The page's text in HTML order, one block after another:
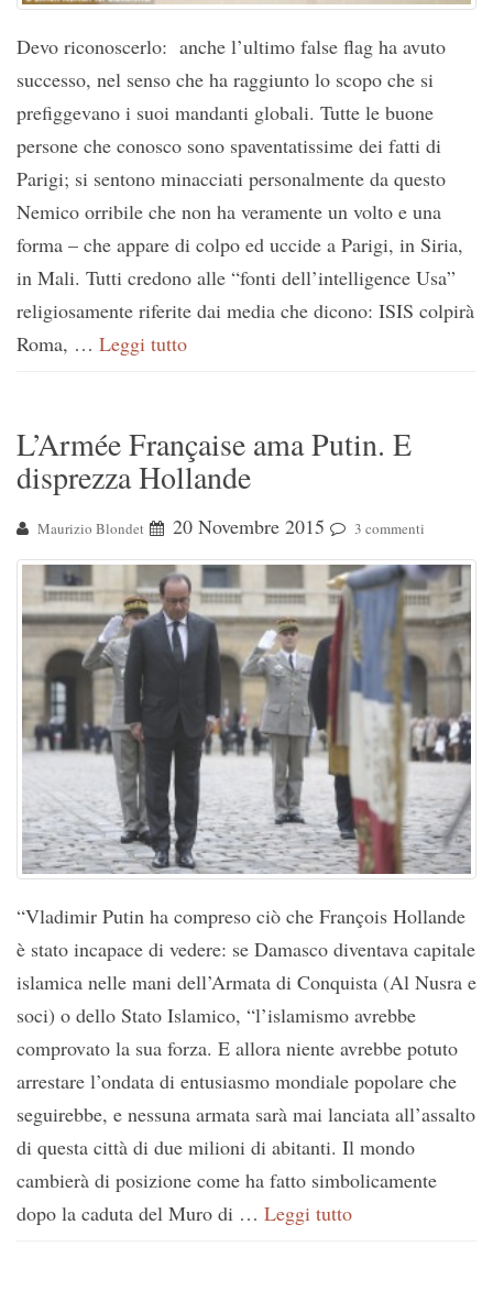
Devo riconoscerlo: anche l’ultimo false flag ha avuto
successo, nel senso che ha raggiunto lo scopo che si
prefiggevano i suoi mandanti globali. Tutte le buone
persone che conosco sono spaventatissime dei fatti di
Parigi; si sentono minacciati personalmente da questo
Nemico orribile che non ha veramente un volto e una
forma – che appare di colpo ed uccide a Parigi, in Siria,
in Mali. Tutti credono alle “fonti dell’intelligence Usa”
religiosamente riferite dai media che dicono: ISIS colpirà
Roma, … Leggi tutto
L’Armée Française ama Putin. E
disprezza Hollande
Maurizio Blondet 20 Novembre 2015 3 commenti
“Vladimir Putin ha compreso ciò che François Hollande
è stato incapace di vedere: se Damasco diventava capitale
islamica nelle mani dell’Armata di Conquista (Al Nusra e
soci) o dello Stato Islamico, “l’islamismo avrebbe
comprovato la sua forza. E allora niente avrebbe potuto
arrestare l’ondata di entusiasmo mondiale popolare che
seguirebbe, e nessuna armata sarà mai lanciata all’assalto
di questa città di due milioni di abitanti. Il mondo
cambierà di posizione come ha fatto simbolicamente
dopo la caduta del Muro di … Leggi tutto